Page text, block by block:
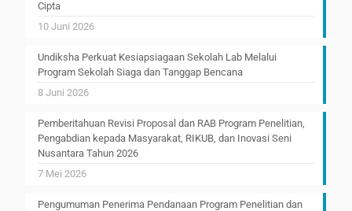
Cipta
10 Juni 2026
Undiksha Perkuat Kesiapsiagaan Sekolah Lab Melalui
Program Sekolah Siaga dan Tanggap Bencana
8 Juni 2026
Pemberitahuan Revisi Proposal dan RAB Program Penelitian,
Pengabdian kepada Masyarakat, RIKUB, dan Inovasi Seni
Nusantara Tahun 2026
7 Mei 2026
Pengumuman Penerima Pendanaan Program Penelitian dan